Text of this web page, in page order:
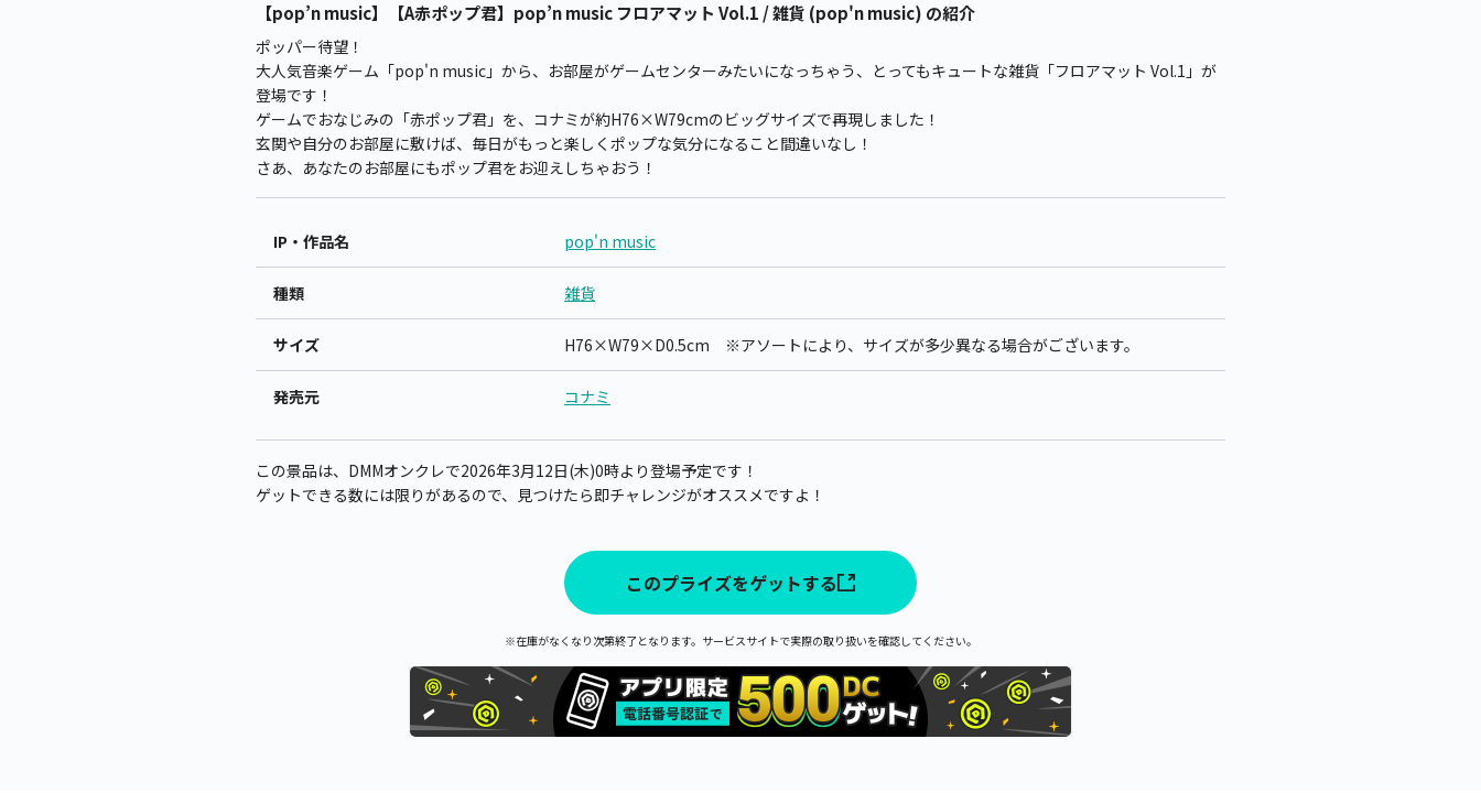
【pop’n music】【A赤ポップ君】pop’n music フロアマット Vol.1 / 雑貨 (pop'n music) の紹介
ポッパー待望！
大人気音楽ゲーム「pop'n music」から、お部屋がゲームセンターみたいになっちゃう、とってもキュートな雑貨「フロアマット Vol.1」が
登場です！
ゲームでおなじみの「赤ポップ君」を、コナミが約H76×W79cmのビッグサイズで再現しました！
玄関や自分のお部屋に敷けば、毎日がもっと楽しくポップな気分になること間違いなし！
さあ、あなたのお部屋にもポップ君をお迎えしちゃおう！
IP・作品名 pop'n music
種類 雑貨
サイズ H76×W79×D0.5cm ※アソートにより、サイズが多少異なる場合がございます。
発売元 コナミ
この景品は、DMMオンクレで2026年3月12日(木)0時より登場予定です！
ゲットできる数には限りがあるので、見つけたら即チャレンジがオススメですよ！
このプライズをゲットする
※在庫がなくなり次第終了となります。サービスサイトで実際の取り扱いを確認してください。